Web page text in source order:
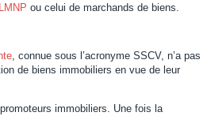
ou celui de marchands de biens.
, connue sous l’acronyme SSCV, n’a pas
de biens immobiliers en vue de leur
immobiliers. Une fois la